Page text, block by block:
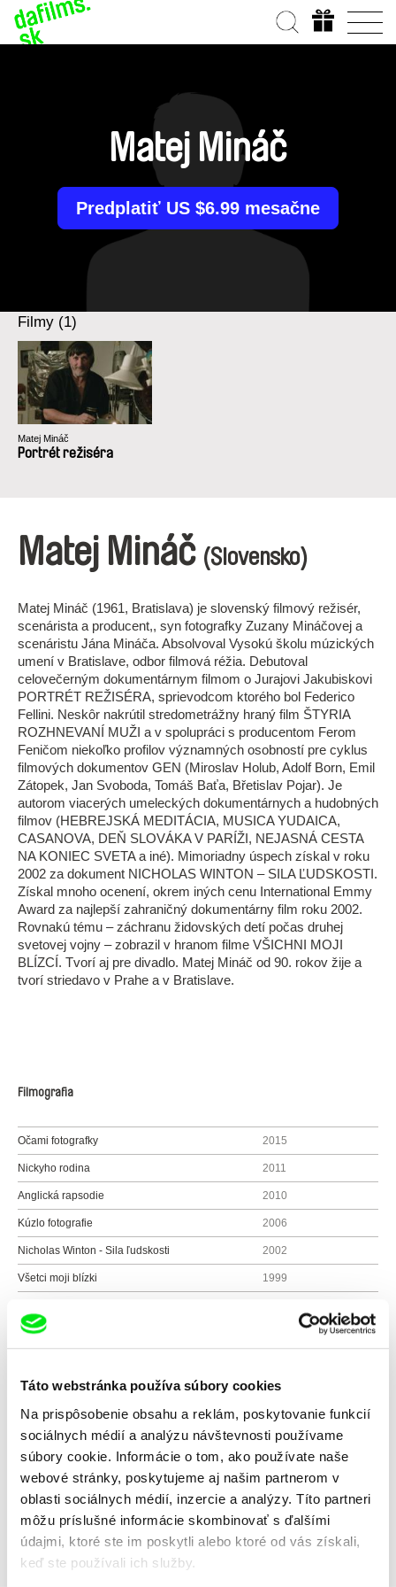
Táto webstránka používa súbory cookies
Na prispôsobenie obsahu a reklám, poskytovanie funkcií
sociálnych médií a analýzu návštevnosti používame
súbory cookie. Informácie o tom, ako používate naše
webové stránky, poskytujeme aj našim partnerom v
oblasti sociálnych médií, inzercie a analýzy. Títo partneri
môžu príslušné informácie skombinovať s ďalšími
údajmi, ktoré ste im poskytli alebo ktoré od vás získali,
keď ste používali ich služby.
Matej Mináč
Predplatiť US $6.99 mesačne
Filmy (1)
Matej Mináč
Portrét režiséra
Matej Mináč (Slovensko)
Matej Mináč (1961, Bratislava) je slovenský filmový režisér,
scenárista a producent,, syn fotografky Zuzany Mináčovej a
scenáristu Jána Mináča. Absolvoval Vysokú školu múzických
umení v Bratislave, odbor filmová réžia. Debutoval
celovečerným dokumentárnym filmom o Jurajovi Jakubiskovi
PORTRÉT REŽISÉRA, sprievodcom ktorého bol Federico
Fellini. Neskôr nakrútil stredometrážny hraný film ŠTYRIA
ROZHNEVANÍ MUŽI a v spolupráci s producentom Ferom
Feničom niekoľko profilov významných osobností pre cyklus
filmových dokumentov GEN (Miroslav Holub, Adolf Born, Emil
Zátopek, Jan Svoboda, Tomáš Baťa, Břetislav Pojar). Je
autorom viacerých umeleckých dokumentárnych a hudobných
filmov (HEBREJSKÁ MEDITÁCIA, MUSICA YUDAICA,
CASANOVA, DEŇ SLOVÁKA V PARÍŽI, NEJASNÁ CESTA
NA KONIEC SVETA a iné). Mimoriadny úspech získal v roku
2002 za dokument NICHOLAS WINTON – SILA ĽUDSKOSTI.
Získal mnoho ocenení, okrem iných cenu International Emmy
Award za najlepší zahraničný dokumentárny film roku 2002.
Rovnakú tému – záchranu židovských detí počas druhej
svetovej vojny – zobrazil v hranom filme VŠICHNI MOJI
BLÍZCÍ. Tvorí aj pre divadlo. Matej Mináč od 90. rokov žije a
tvorí striedavo v Prahe a v Bratislave.
Filmografia
Očami fotografky 2015
Nickyho rodina 2011
Anglická rapsodie 2010
Kúzlo fotografie 2006
Nicholas Winton - Sila ľudskosti 2002
Všetci moji blízki 1999
Narodila jsem se v Praze jako Židovka
Portrét režiséra 1989
Všetci režiséri